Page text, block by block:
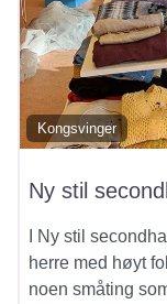
Kongsvinger
Ny stil
I Ny stil
herre med høyt
noen småting